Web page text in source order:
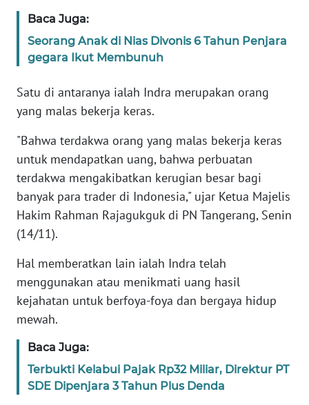
Baca Juga:
Seorang Anak di Nias Divonis 6 Tahun Penjara
gegara Ikut Membunuh
Satu di antaranya ialah Indra merupakan orang
yang malas bekerja keras.
"Bahwa terdakwa orang yang malas bekerja keras
untuk mendapatkan uang, bahwa perbuatan
terdakwa mengakibatkan kerugian besar bagi
banyak para trader di Indonesia," ujar Ketua Majelis
Hakim Rahman Rajagukguk di PN Tangerang, Senin
(14/11).
Hal memberatkan lain ialah Indra telah
menggunakan atau menikmati uang hasil
kejahatan untuk berfoya-foya dan bergaya hidup
mewah.
Baca Juga:
Terbukti Kelabui Pajak Rp32 Miliar, Direktur PT
SDE Dipenjara 3 Tahun Plus Denda
KONTAK
KAMI
INFO
IKLAN
TENTANG
KAMI
PEDOMAN
MEDIA
REDAKSI
KARIR
Wahana
Regional